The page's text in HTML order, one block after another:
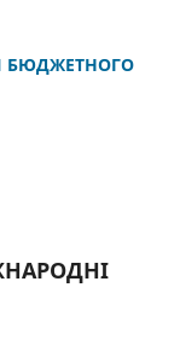
БЮДЖЕТНОГО